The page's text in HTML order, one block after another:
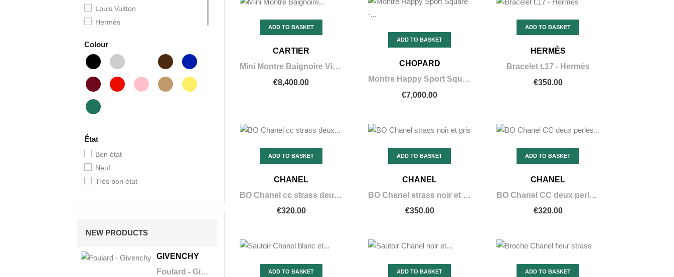
Louis Vuitton
Hermès
Fendi
Gucci
Cartier
Chaumet
Yvonne Léon
Rolex
Diamant
Chopard
Colour
État
Bon état
Neuf
Très bon état
NEW PRODUCTS
GIVENCHY
Foulard - Givenchy
ADD TO BASKET
CARTIER
Mini Montre Baignoire Vintage - Cartier
€8,400.00
ADD TO BASKET
CHOPARD
Montre Happy Sport Square - Chopard
€7,000.00
ADD TO BASKET
HERMÈS
Bracelet t.17 - Hermès
€350.00
ADD TO BASKET
CHANEL
BO Chanel cc strass deux perles
€320.00
ADD TO BASKET
CHANEL
BO Chanel strass noir et gris
€350.00
ADD TO BASKET
CHANEL
BO Chanel CC deux perles blanches
€320.00
ADD TO BASKET ADD TO BASKET ADD TO BASKET